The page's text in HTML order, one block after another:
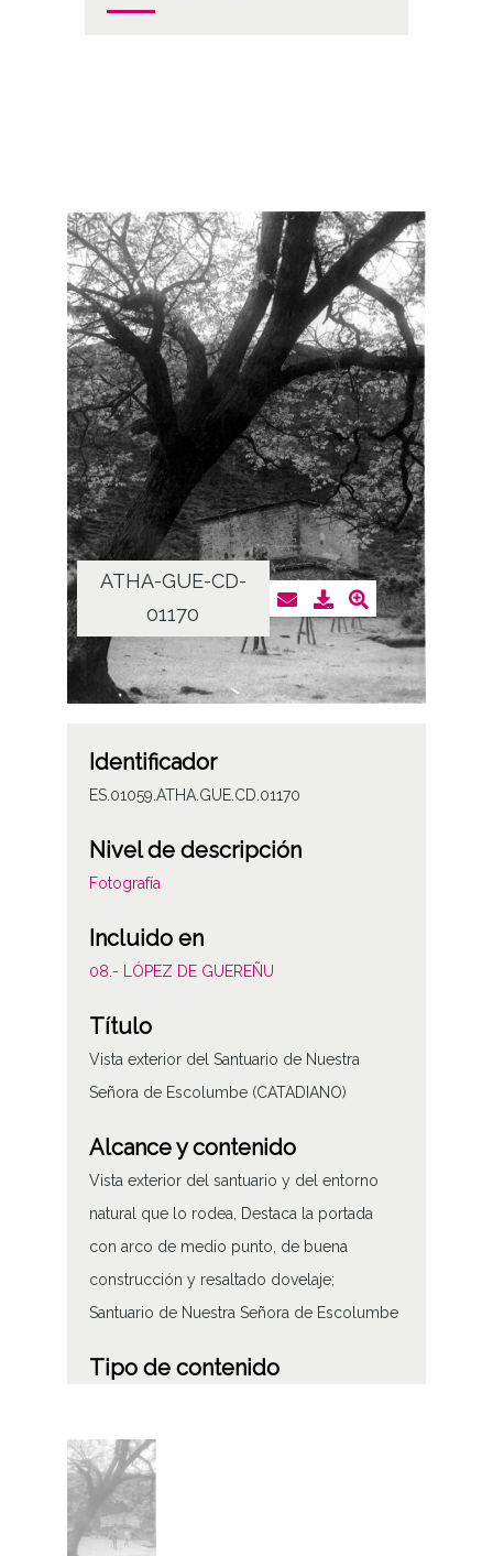
ATHA-GUE-CD-
01170
Identificador
ES.01059.ATHA.GUE.CD.01170
Nivel de descripción
Fotografía
Incluido en
08.- LÓPEZ DE GUEREÑU
Título
Vista exterior del Santuario de Nuestra
Señora de Escolumbe (CATADIANO)
Alcance y contenido
Vista exterior del santuario y del entorno
natural que lo rodea, Destaca la portada
con arco de medio punto, de buena
construcción y resaltado dovelaje;
Santuario de Nuestra Señora de Escolumbe
Tipo de contenido
Características del soporte
Tipo de imagen: Positivos Imagen Final:
Plata;